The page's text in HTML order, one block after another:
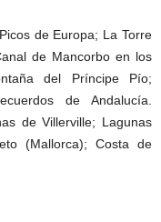
de Europa; La Torre
de Mancorbo en los
del Príncipe Pío;
de Andalucía.
de Villerville; Lagunas
(Mallorca); Costa de